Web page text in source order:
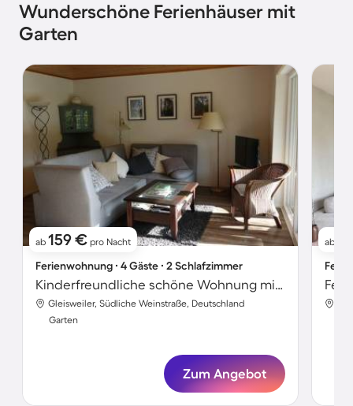
Wunderschöne Ferienhäuser mit
Garten
ab 159 € pro Nacht
Ferienwohnung ∙ 4 Gäste ∙ 2 Schlafzimmer
Kinderfreundliche schöne Wohnung mit Terrasse und Garten
Gleisweiler, Südliche Weinstraße, Deutschland
Garten
Zum Angebot
ab